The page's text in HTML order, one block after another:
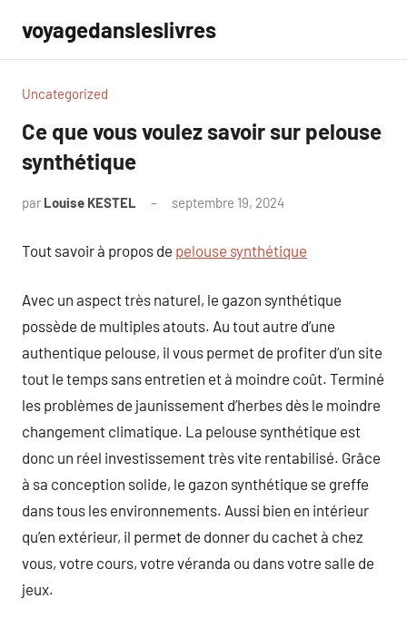
contenu
voyagedansleslivres
Uncategorized
Ce que vous voulez savoir sur pelouse
synthétique
par Louise KESTEL septembre 19, 2024
Tout savoir à propos de pelouse synthétique
Avec un aspect très naturel, le gazon synthétique
possède de multiples atouts. Au tout autre d’une
authentique pelouse, il vous permet de profiter d’un site
tout le temps sans entretien et à moindre coût. Terminé
les problèmes de jaunissement d’herbes dès le moindre
changement climatique. La pelouse synthétique est
donc un réel investissement très vite rentabilisé. Grâce
à sa conception solide, le gazon synthétique se greffe
dans tous les environnements. Aussi bien en intérieur
qu’en extérieur, il permet de donner du cachet à chez
vous, votre cours, votre véranda ou dans votre salle de
jeux.